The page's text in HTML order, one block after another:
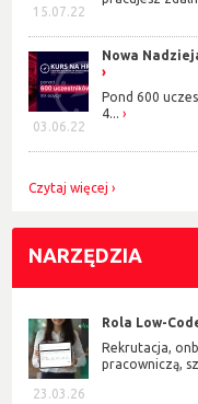
15.07.22
03.06.22
Nowa
Pond 600
4...
Czytaj więcej
NARZĘDZIA
23.03.26
Rola Low-
Rekrutacja,
pracowniczą,